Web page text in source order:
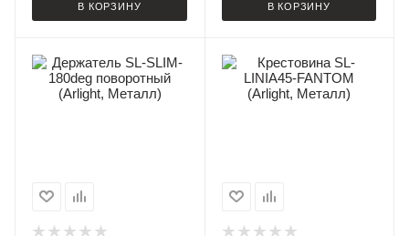
В КОРЗИНУ В КОРЗИНУ